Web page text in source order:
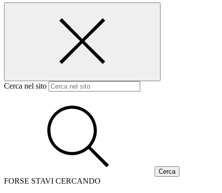
Cerca nel sito
FORSE STAVI CERCANDO